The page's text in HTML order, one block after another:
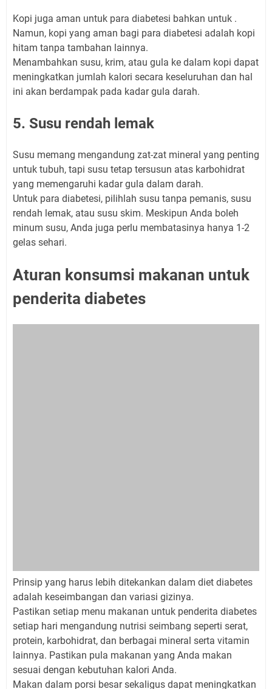
Kopi juga aman untuk para diabetesi bahkan untuk .
Namun, kopi yang aman bagi para diabetesi adalah kopi
hitam tanpa tambahan lainnya.
Menambahkan susu, krim, atau gula ke dalam kopi dapat
meningkatkan jumlah kalori secara keseluruhan dan hal
ini akan berdampak pada kadar gula darah.
5. Susu rendah lemak
Susu memang mengandung zat-zat mineral yang penting
untuk tubuh, tapi susu tetap tersusun atas karbohidrat
yang memengaruhi kadar gula dalam darah.
Untuk para diabetesi, pilihlah susu tanpa pemanis, susu
rendah lemak, atau susu skim. Meskipun Anda boleh
minum susu, Anda juga perlu membatasinya hanya 1-2
gelas sehari.
Aturan konsumsi makanan untuk
penderita diabetes
Prinsip yang harus lebih ditekankan dalam diet diabetes
adalah keseimbangan dan variasi gizinya.
Pastikan setiap menu makanan untuk penderita diabetes
setiap hari mengandung nutrisi seimbang seperti serat,
protein, karbohidrat, dan berbagai mineral serta vitamin
lainnya. Pastikan pula makanan yang Anda makan
sesuai dengan kebutuhan kalori Anda.
Makan dalam porsi besar sekaligus dapat meningkatkan